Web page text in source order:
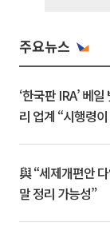
주요뉴스
‘한국판 IRA’ 베
리 업계 “시행령
與 “세제개편안
말 정리 가능성”